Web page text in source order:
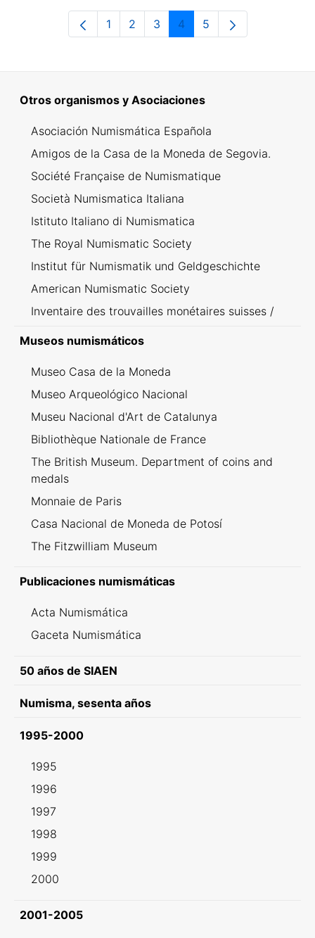
Página
1 Página
2 Página
3 Página
4 Página
5
Otros organismos y Asociaciones
Asociación Numismática Española
Amigos de la Casa de la Moneda de Segovia.
Société Française de Numismatique
Società Numismatica Italiana
Istituto Italiano di Numismatica
The Royal Numismatic Society
Institut für Numismatik und Geldgeschichte
American Numismatic Society
Inventaire des trouvailles monétaires suisses /
Museos numismáticos
Museo Casa de la Moneda
Museo Arqueológico Nacional
Museu Nacional d'Art de Catalunya
Bibliothèque Nationale de France
The British Museum. Department of coins and
medals
Monnaie de Paris
Casa Nacional de Moneda de Potosí
The Fitzwilliam Museum
Publicaciones numismáticas
Acta Numismática
Gaceta Numismática
50 años de SIAEN
Numisma, sesenta años
1995-2000
1995
1996
1997
1998
1999
2000
2001-2005